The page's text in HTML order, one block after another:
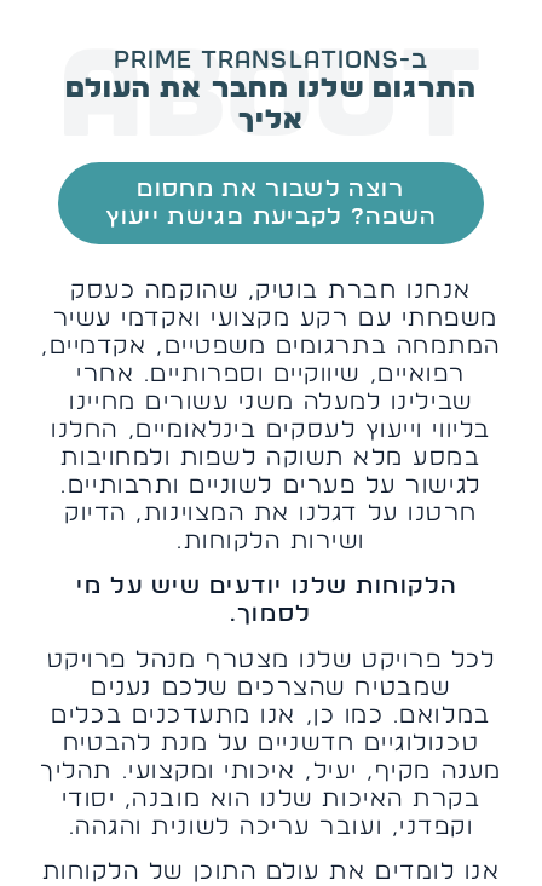
ב-Prime Translations
התרגום שלנו מחבר את העולם
אליך
רוצה לשבור את מחסום
השפה? לקביעת פגישת ייעוץ
אנחנו חברת בוטיק, שהוקמה כעסק
משפחתי עם רקע מקצועי ואקדמי עשיר
המתמחה בתרגומים משפטיים, אקדמיים,
רפואיים, שיווקיים וספרותיים. אחרי
שבילינו למעלה משני עשורים מחיינו
בליווי וייעוץ לעסקים בינלאומיים, החלנו
במסע מלא תשוקה לשפות ולמחויבות
לגישור על פערים לשוניים ותרבותיים.
חרטנו על דגלנו את המצוינות, הדיוק
ושירות הלקוחות.
הלקוחות שלנו יודעים שיש על מי
לסמוך.
לכל פרויקט שלנו מצטרף מנהל פרויקט
שמבטיח שהצרכים שלכם נענים
במלואם. כמו כן, אנו מתעדכנים בכלים
טכנולוגיים חדשניים על מנת להבטיח
מענה מקיף, יעיל, איכותי ומקצועי. תהליך
בקרת האיכות שלנו הוא מובנה, יסודי
וקפדני, ועובר עריכה לשונית והגהה.
אנו לומדים את עולם התוכן של הלקוחות